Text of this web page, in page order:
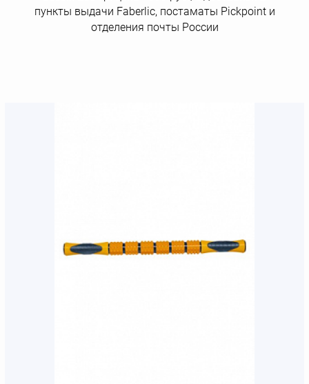
пункты выдачи Faberlic, постаматы Рickpoint и
отделения почты России